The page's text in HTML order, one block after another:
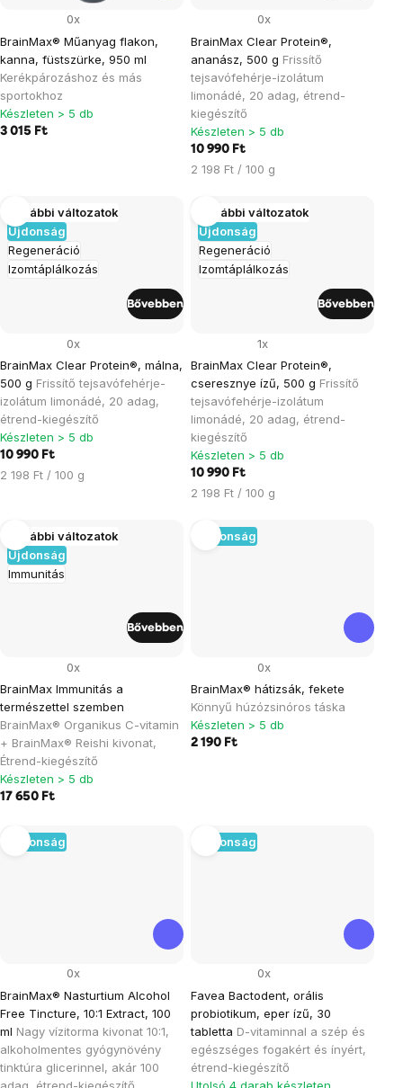
BrainMax® Műanyag flakon,
kanna, füstszürke, 950 ml
Kerékpározáshoz és más
sportokhoz
0x
Készleten > 5 db
3 015 Ft
BrainMax Clear Protein®,
ananász, 500 g Frissítő
tejsavófehérje-izolátum
limonádé, 20 adag, étrend-
kiegészítő
0x
Készleten > 5 db
10 990 Ft
Egységár:
2 198 Ft / 100 g
Újdonság
Regeneráció
Izomtáplálkozás
További változatok
BrainMax Clear Protein®, málna,
500 g Frissítő tejsavófehérje-
izolátum limonádé, 20 adag,
étrend-kiegészítő
0x
Készleten > 5 db
10 990 Ft
Egységár:
2 198 Ft / 100 g
Bővebben
Újdonság
Regeneráció
Izomtáplálkozás
További változatok
BrainMax Clear Protein®,
cseresznye ízű, 500 g Frissítő
tejsavófehérje-izolátum
limonádé, 20 adag, étrend-
kiegészítő
1x
Készleten > 5 db
10 990 Ft
Egységár:
2 198 Ft / 100 g
Bővebben
Újdonság
Immunitás
További változatok
BrainMax Immunitás a
természettel szemben
BrainMax® Organikus C-vitamin
+ BrainMax® Reishi kivonat,
Étrend-kiegészítő
0x
Készleten > 5 db
17 650 Ft
Bővebben
Újdonság
BrainMax® hátizsák, fekete
Könnyű húzózsinóros táska
0x
Készleten > 5 db
2 190 Ft
Újdonság
BrainMax® Nasturtium Alcohol
Free Tincture, 10:1 Extract, 100
ml Nagy vízitorma kivonat 10:1,
alkoholmentes gyógynövény
tinktúra glicerinnel, akár 100
adag, étrend-kiegészítő
0x
Újdonság
Favea Bactodent, orális
probiotikum, eper ízű, 30
tabletta D-vitaminnal a szép és
egészséges fogakért és ínyért,
étrend-kiegészítő
0x
Utolsó 4 darab készleten